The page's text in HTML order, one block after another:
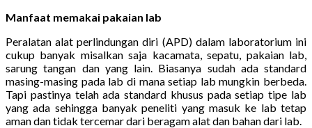
Manfaat memakai pakaian lab
Peralatan alat perlindungan diri (APD) dalam laboratorium ini
cukup banyak misalkan saja kacamata, sepatu, pakaian lab,
sarung tangan dan yang lain. Biasanya sudah ada standard
masing-masing pada lab di mana setiap lab mungkin berbeda.
Tapi pastinya telah ada standard khusus pada setiap tipe lab
yang ada sehingga banyak peneliti yang masuk ke lab tetap
aman dan tidak tercemar dari beragam alat dan bahan dari lab.